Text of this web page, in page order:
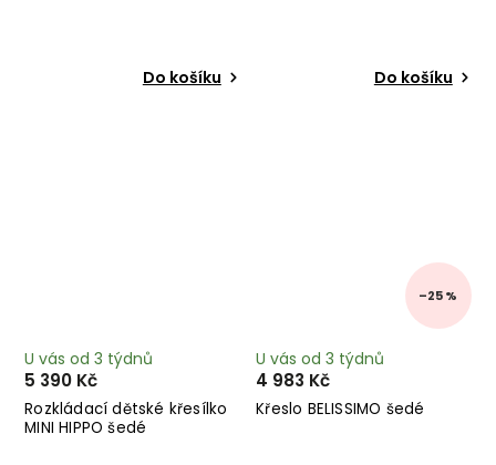
Do košíku Do košíku
Rozkládací dětské křesílko
MINI HIPPO šedé
U vás od 3 týdnů
5 390 Kč
–25 %
Křeslo BELISSIMO šedé
U vás od 3 týdnů
4 983 Kč